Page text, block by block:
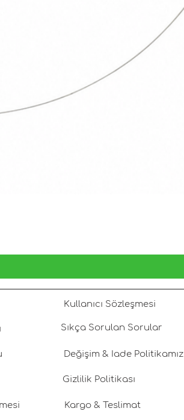
Kullanıcı Sözleşmesi
Sıkça Sorulan Sorular
Değişim & İade Politikamız
Gizlilik Politikası
Kargo & Teslimat